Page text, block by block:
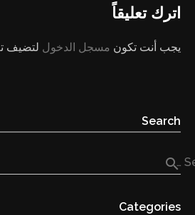
اترك تعليقاً
يجب أنت تكون مسجل الدخول لتضيف
Search
search
Categories